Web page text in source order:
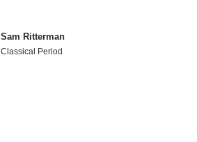
Sam Ritterman
Classical Period